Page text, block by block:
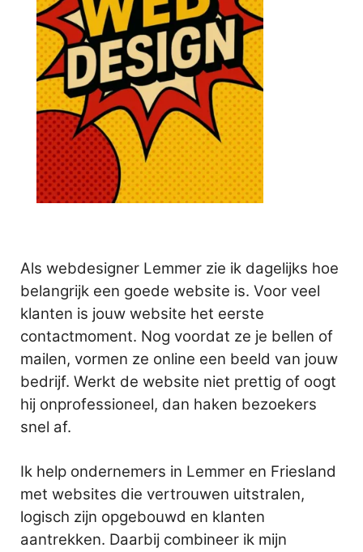
Als webdesigner Lemmer zie ik dagelijks hoe
belangrijk een goede website is. Voor veel
klanten is jouw website het eerste
contactmoment. Nog voordat ze je bellen of
mailen, vormen ze online een beeld van jouw
bedrijf. Werkt de website niet prettig of oogt
hij onprofessioneel, dan haken bezoekers
snel af.
Ik help ondernemers in Lemmer en Friesland
met websites die vertrouwen uitstralen,
logisch zijn opgebouwd en klanten
aantrekken. Daarbij combineer ik mijn